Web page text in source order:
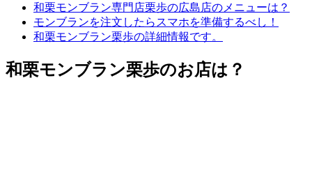
和栗モンブラン専門店栗歩の広島店のメニューは？
モンブランを注文したらスマホを準備するべし！
和栗モンブラン栗歩の詳細情報です。
和栗モンブラン栗歩のお店は？